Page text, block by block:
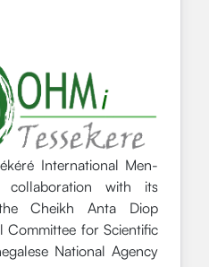
International Men-
collaboration with its
Cheikh Anta Diop
Committee for Scientific
National Agency